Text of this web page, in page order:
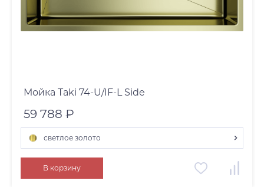
Мойка Taki 74-U/IF-L Side
59 788 ₽
светлое золото
графит
нержавеющая сталь
В корзину